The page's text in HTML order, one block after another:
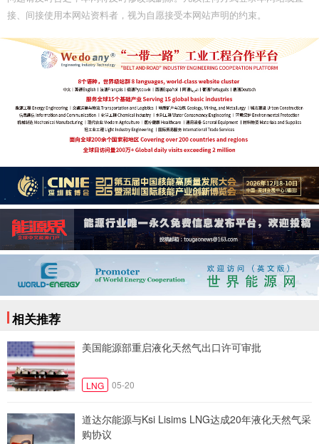
接、间接使用本网站资料者，视为自愿接受本网站声明的约束。
相关推荐
美国能源部重启液化天然气出口许可审批
LNG 05-20
道达尔能源与Ksi Lisims LNG达成20年液化天然气采
购协议